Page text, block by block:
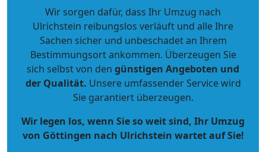
Wir sorgen dafür, dass Ihr Umzug nach
Ulrichstein reibungslos verläuft und alle Ihre
Sachen sicher und unbeschadet an Ihrem
Bestimmungsort ankommen. Überzeugen Sie
sich selbst von den günstigen Angeboten und
der Qualität. Unsere umfassender Service wird
Sie garantiert überzeugen.
Wir legen los, wenn Sie so weit sind, Ihr Umzug
von Göttingen nach Ulrichstein wartet auf Sie!